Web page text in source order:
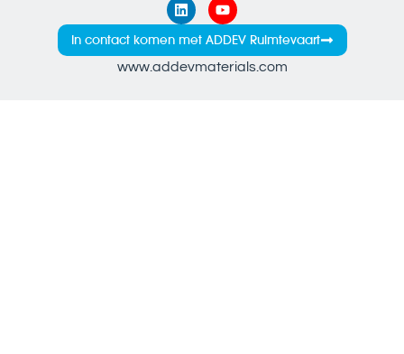
In contact komen met ADDEV Ruimtevaart
www.addevmaterials.com